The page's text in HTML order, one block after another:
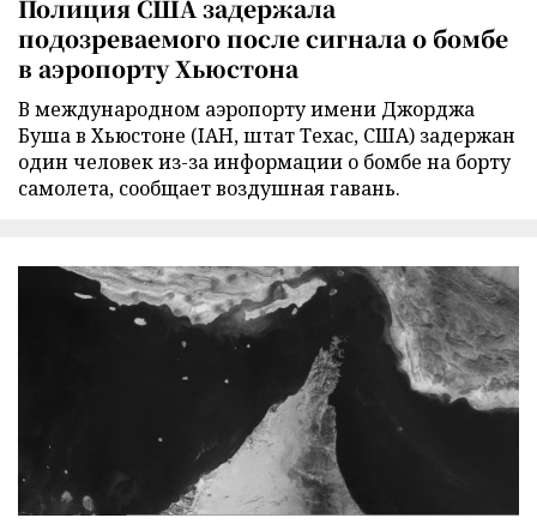
Полиция США задержала
подозреваемого после сигнала о бомбе
в аэропорту Хьюстона
В международном аэропорту имени Джорджа
Буша в Хьюстоне (IAH, штат Техас, США) задержан
один человек из-за информации о бомбе на борту
самолета, сообщает воздушная гавань.